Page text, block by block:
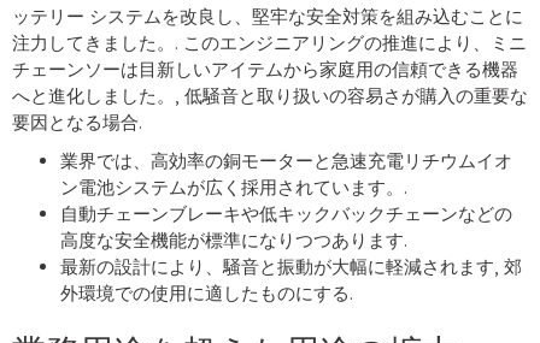
ッテリー システムを改良し、堅牢な安全対策を組み込むことに
注力してきました。. このエンジニアリングの推進により、ミニ
チェーンソーは目新しいアイテムから家庭用の信頼できる機器
へと進化しました。, 低騒音と取り​​扱いの容易さが購入の重要な
要因となる場合.
業界では、高効率の銅モーターと急速充電リチウムイオ
ン電池システムが広く採用されています。.
自動チェーンブレーキや低キックバックチェーンなどの
高度な安全機能が標準になりつつあります.
最新の設計により、騒音と振動が大幅に軽減されます, 郊
外環境での使用に適したものにする.